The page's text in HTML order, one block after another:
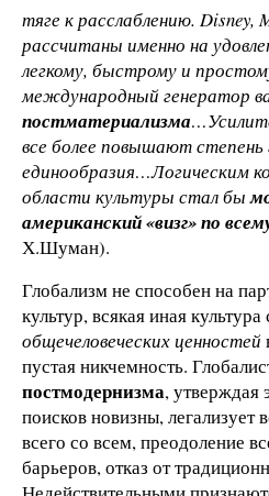
тяге к расслаблению. Disney,
рассчитаны именно на
легкому, быстрому и
международный генератор
постматериализма
все более повышают степень
единообразия…Логическим
области культуры стал бы
американский «визг» по
Х.Шуман).
Глобализм не способен на
культур, всякая иная
общечеловеческих ценностей
пустая никчемность.
постмодернизма, утверждая
поисков новизны,
всего со всем, преодоление
барьеров, отказ от